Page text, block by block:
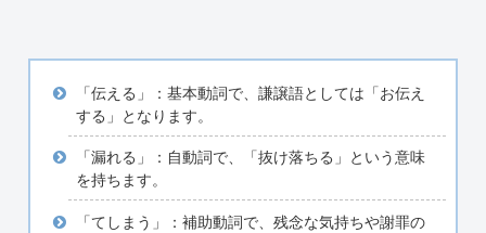
「伝える」：基本動詞で、謙譲語としては「お伝え
する」となります。
「漏れる」：自動詞で、「抜け落ちる」という意味
を持ちます。
「てしまう」：補助動詞で、残念な気持ちや謝罪の